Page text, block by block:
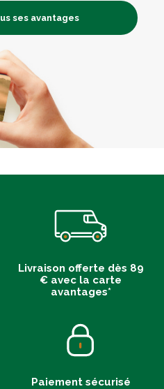
ses avantages
Livraison offerte dès 89
€ avec la carte
avantages*
Paiement sécurisé